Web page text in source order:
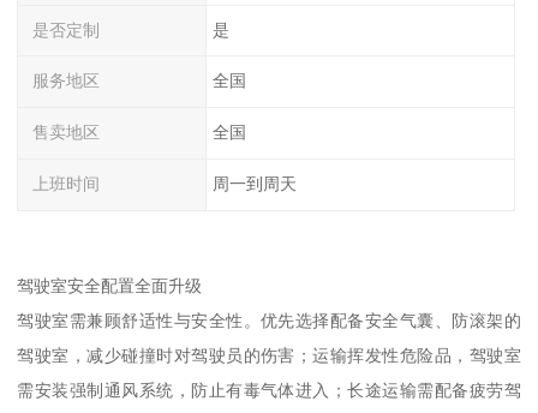
是否定制 是
服务地区 全国
售卖地区 全国
上班时间 周一到周天
驾驶室安全配置全面升级​
驾驶室需兼顾舒适性与安全性。优先选择配备安全气囊、防滚架的
驾驶室，减少碰撞时对驾驶员的伤害；运输挥发性危险品，驾驶室
需安装强制通风系统，防止有毒气体进入；长途运输需配备疲劳驾